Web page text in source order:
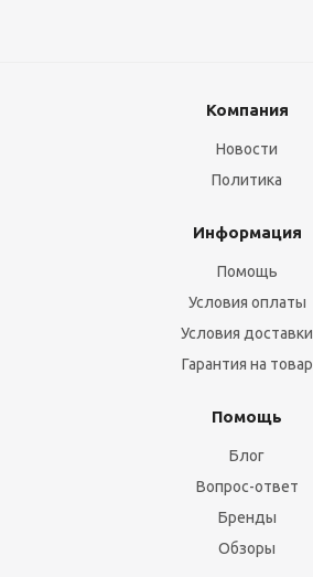
Компания
Новости
Политика
Информация
Помощь
Условия оплаты
Условия доставки
Гарантия на товар
Помощь
Блог
Вопрос-ответ
Бренды
Обзоры